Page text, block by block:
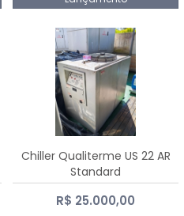
Chiller Qualiterme US 22 AR
Standard
R$ 25.000,00